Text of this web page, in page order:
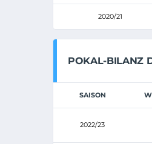
2020/21
POKAL-BILANZ
SAISON
2022/23